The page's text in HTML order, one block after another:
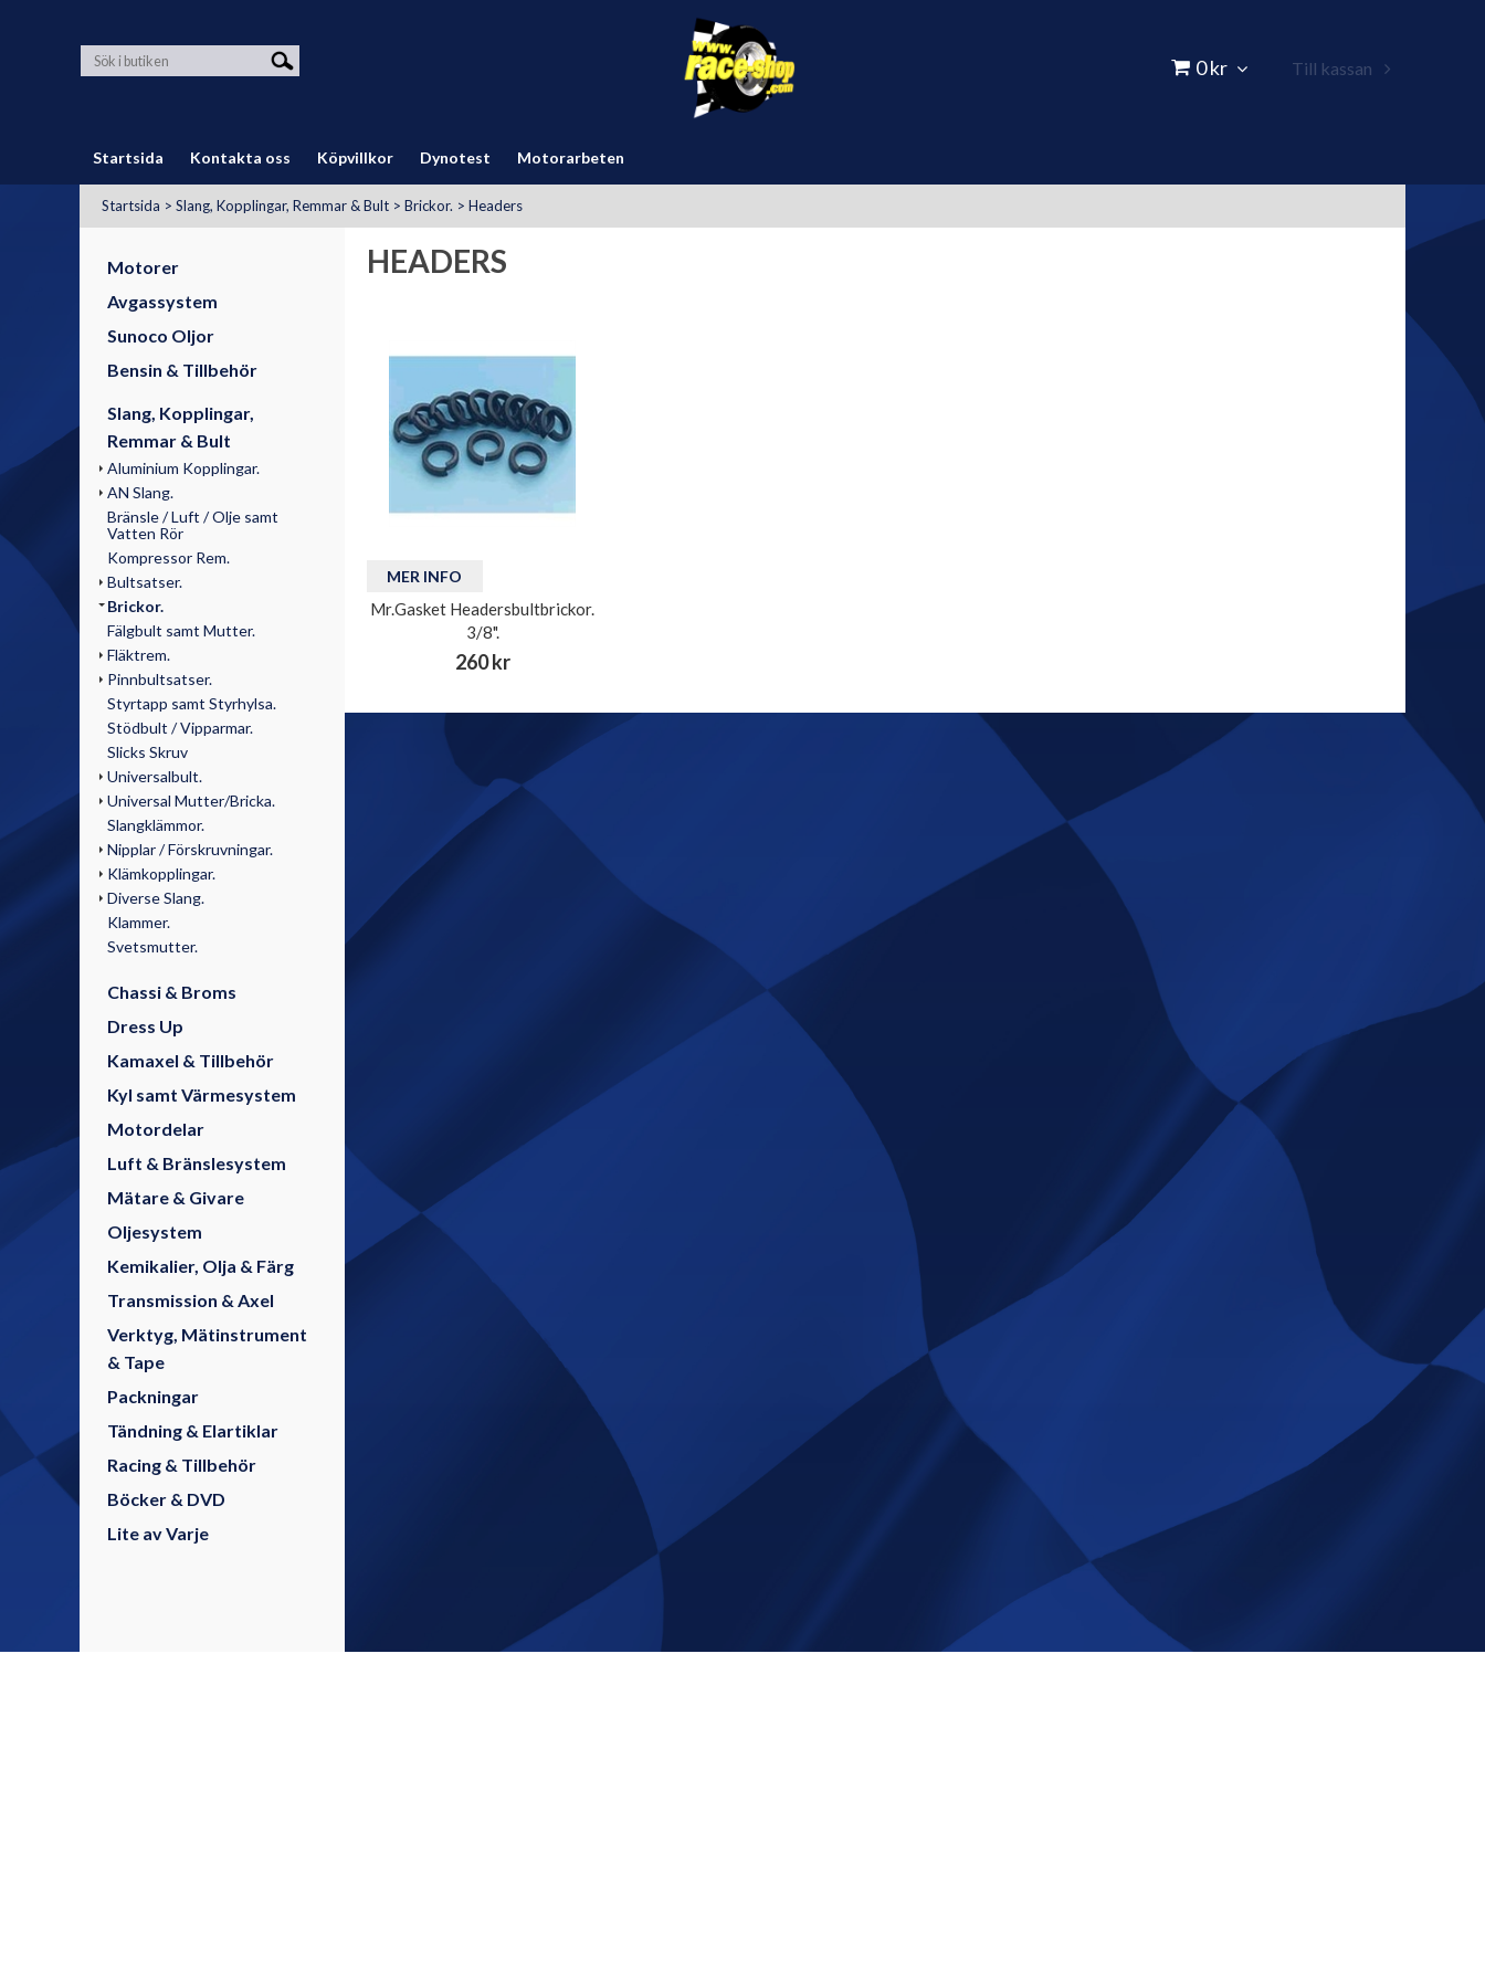
0 kr Till kassan
Startsida Kontakta oss Köpvillkor Dynotest Motorarbeten
Startsida > Slang, Kopplingar, Remmar & Bult > Brickor. > Headers
Motorer
Avgassystem
Sunoco Oljor
Bensin & Tillbehör
Slang, Kopplingar,
Remmar & Bult
Aluminium Kopplingar.
AN Slang.
Bränsle / Luft / Olje samt
Vatten Rör
Kompressor Rem.
Bultsatser.
Brickor.
Fälgbult samt Mutter.
Fläktrem.
Pinnbultsatser.
Styrtapp samt Styrhylsa.
Stödbult / Vipparmar.
Slicks Skruv
Universalbult.
Universal Mutter/Bricka.
Slangklämmor.
Nipplar / Förskruvningar.
Klämkopplingar.
Diverse Slang.
Klammer.
Svetsmutter.
Chassi & Broms
Dress Up
Kamaxel & Tillbehör
Kyl samt Värmesystem
Motordelar
Luft & Bränslesystem
Mätare & Givare
Oljesystem
Kemikalier, Olja & Färg
Transmission & Axel
Verktyg, Mätinstrument
& Tape
Packningar
Tändning & Elartiklar
Racing & Tillbehör
Böcker & DVD
Lite av Varje
HEADERS
MER INFO
Mr.Gasket Headersbultbrickor.
3/8".
260 kr